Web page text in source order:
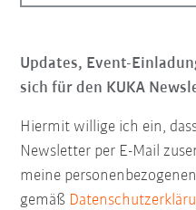
Updates, Event-
sich für den KUKA
Hiermit willige ich ein,
Newsletter per E-Mail
meine
gemäß